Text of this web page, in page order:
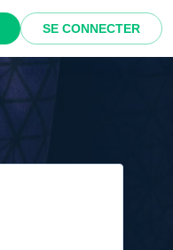
SE CONNECTER